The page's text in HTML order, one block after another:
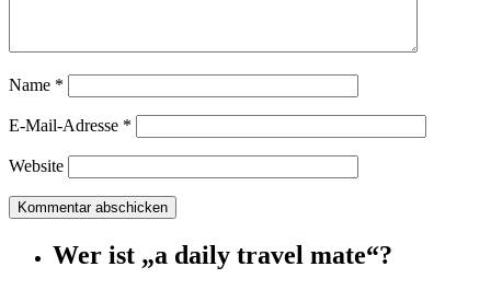
Name *
E-Mail-Adresse *
Website
Wer ist „a daily travel mate“?